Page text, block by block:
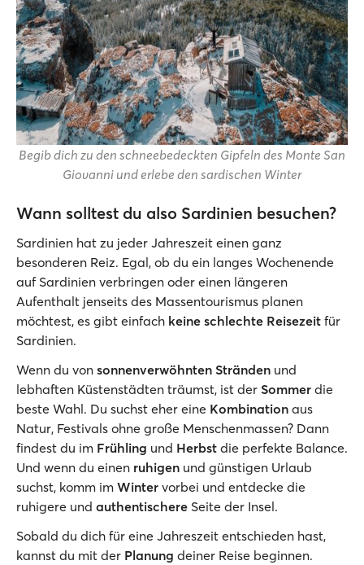
Begib dich zu den schneebedeckten Gipfeln des Monte San
Giovanni und erlebe den sardischen Winter
Wann solltest du also Sardinien besuchen?
Sardinien hat zu jeder Jahreszeit einen ganz
besonderen Reiz. Egal, ob du ein langes Wochenende
auf Sardinien verbringen oder einen längeren
Aufenthalt jenseits des Massentourismus planen
möchtest, es gibt einfach keine schlechte Reisezeit für
Sardinien.
Wenn du von sonnenverwöhnten Stränden und
lebhaften Küstenstädten träumst, ist der Sommer die
beste Wahl. Du suchst eher eine Kombination aus
Natur, Festivals ohne große Menschenmassen? Dann
findest du im Frühling und Herbst die perfekte Balance.
Und wenn du einen ruhigen und günstigen Urlaub
suchst, komm im Winter vorbei und entdecke die
ruhigere und authentischere Seite der Insel.
Sobald du dich für eine Jahreszeit entschieden hast,
kannst du mit der Planung deiner Reise beginnen.